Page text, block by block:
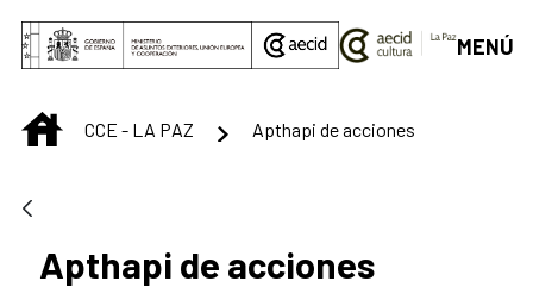
Saltar al contenido principal
MENÚ
INICIOCCE - LA PAZ Apthapi de acciones
Apthapi de acciones